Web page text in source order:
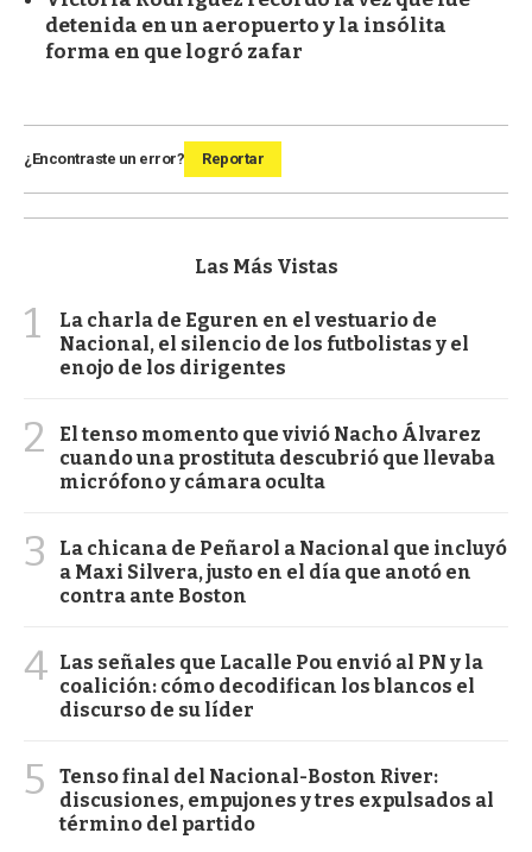
detenida en un aeropuerto y la insólita
forma en que logró zafar
¿Encontraste un error? Reportar
Las Más Vistas
1
La charla de Eguren en el vestuario de
Nacional, el silencio de los futbolistas y el
enojo de los dirigentes
2
El tenso momento que vivió Nacho Álvarez
cuando una prostituta descubrió que llevaba
micrófono y cámara oculta
3
La chicana de Peñarol a Nacional que incluyó
a Maxi Silvera, justo en el día que anotó en
contra ante Boston
4 Las señales que Lacalle Pou envió al PN y la
coalición: cómo decodifican los blancos el
discurso de su líder
5
Tenso final del Nacional-Boston River:
discusiones, empujones y tres expulsados al
término del partido